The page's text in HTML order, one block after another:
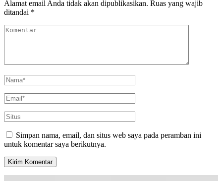
Alamat email Anda tidak akan dipublikasikan. Ruas yang wajib
ditandai *
Simpan nama, email, dan situs web saya pada peramban ini
untuk komentar saya berikutnya.